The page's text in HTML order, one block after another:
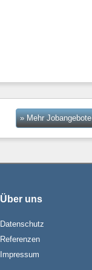
» Mehr Jobangebote
Über uns
Datenschutz
Referenzen
Impressum